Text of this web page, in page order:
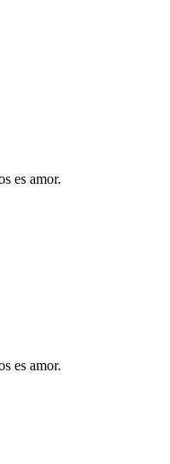
es amor.
es amor.